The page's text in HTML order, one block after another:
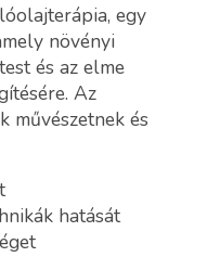
egy
növényi
és az elme
Az
művészetnek és
hatását